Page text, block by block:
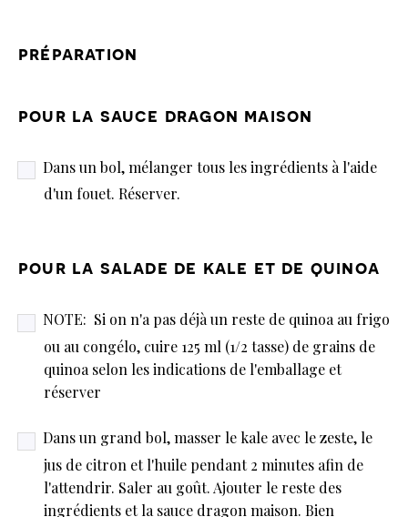
préparation
pour la sauce dragon maison
Dans un bol, mélanger tous les ingrédients à l'aide
d'un fouet. Réserver.
pour la salade de kale et de quinoa
NOTE: Si on n'a pas déjà un reste de quinoa au frigo
ou au congélo, cuire 125 ml (1/2 tasse) de grains de
quinoa selon les indications de l'emballage et
réserver
Dans un grand bol, masser le kale avec le zeste, le
jus de citron et l'huile pendant 2 minutes afin de
l'attendrir. Saler au goût. Ajouter le reste des
ingrédients et la sauce dragon maison. Bien